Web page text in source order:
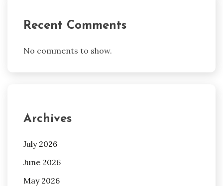
Recent Comments
No comments to show.
Archives
July 2026
June 2026
May 2026